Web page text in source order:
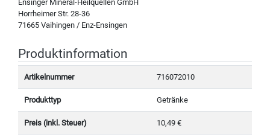
Ensinger Mineral-Heilquellen GmbH
Horrheimer Str. 28-36
71665 Vaihingen / Enz-Ensingen
Produktinformation
Artikelnummer 716072010
Produkttyp Getränke
Preis (inkl. Steuer) 10,49 €